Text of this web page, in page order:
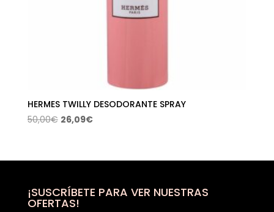
HERMES TWILLY DESODORANTE SPRAY
50,00€ El
era:
26,09€El
es:
¡SUSCRÍBETE PARA VER NUESTRAS
OFERTAS!